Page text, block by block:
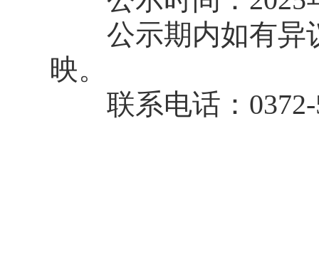
公示期内如有异议
映。
联系电话：0372-